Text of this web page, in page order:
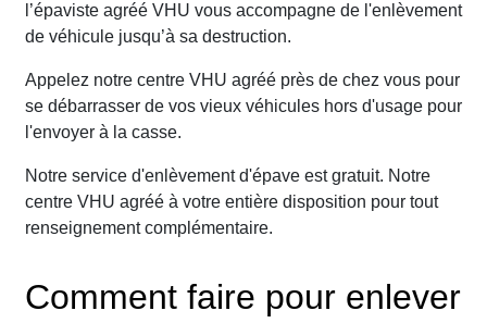
l’épaviste agréé VHU vous accompagne de l'enlèvement
de véhicule jusqu’à sa destruction.
Appelez notre centre VHU agréé près de chez vous pour
se débarrasser de vos vieux véhicules hors d'usage pour
l'envoyer à la casse.
Notre service d'enlèvement d'épave est gratuit. Notre
centre VHU agréé à votre entière disposition pour tout
renseignement complémentaire.
Comment faire pour enlever